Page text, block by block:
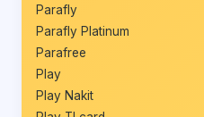
Parafly
Parafly Platinum
Parafree
Play
Play Nakit